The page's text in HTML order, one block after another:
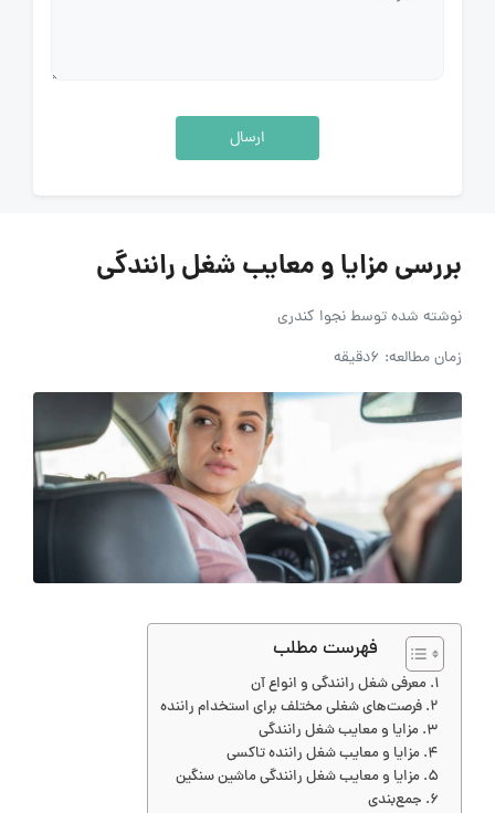
ارسال
بررسی مزایا و معایب شغل رانندگی
نوشته شده توسطنجوا کندری
زمان مطالعه: 6دقیقه
فهرست مطلب
معرفی شغل رانندگی و انواع آن
فرصت‌های شغلی مختلف برای استخدام راننده
مزایا و معایب شغل رانندگی
مزایا و معایب شغل راننده تاکسی
مزایا و معایب شغل رانندگی ماشین سنگین
جمع‌بندی